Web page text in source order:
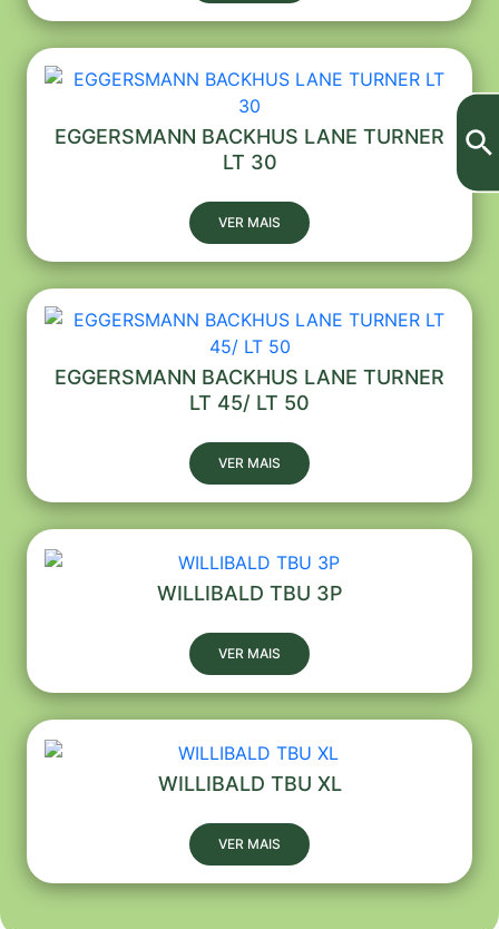
EGGERSMANN BACKHUS LANE TURNER
LT 30
VER MAIS
EGGERSMANN BACKHUS LANE TURNER
LT 45/ LT 50
VER MAIS
WILLIBALD TBU 3P
VER MAIS
WILLIBALD TBU XL
VER MAIS